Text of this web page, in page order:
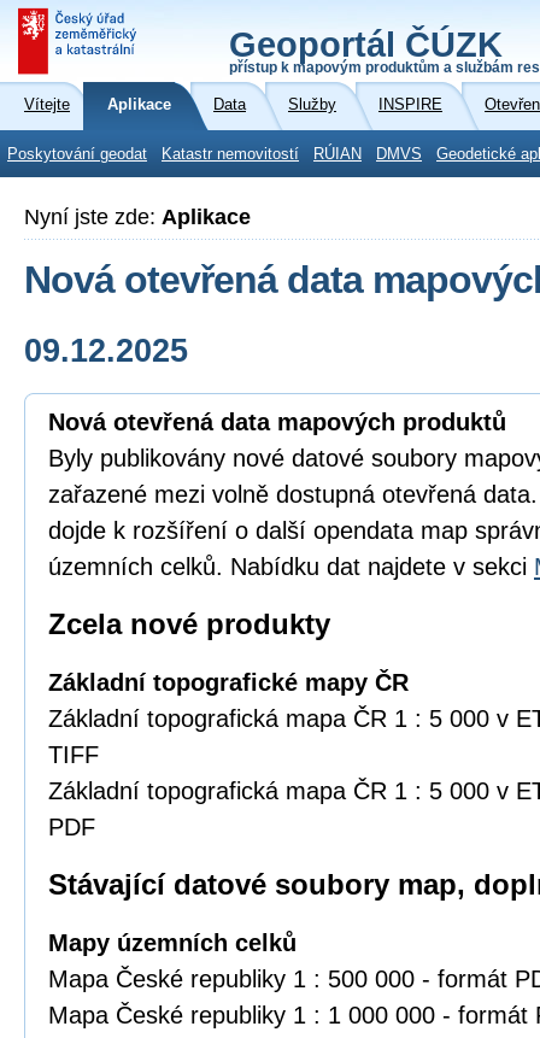
Geoportál ČÚZK
přístup k mapovým produktům a službám
Vítejte Aplikace Data Služby INSPIRE
Poskytování geodat Katastr nemovitostí RÚIAN DMVS Geodetické
Nyní jste zde: Aplikace
Nová otevřená data
09.12.2025
Nová otevřená data mapových produktů
Byly publikovány nové datové soubory
zařazené mezi volně dostupná otevřená
dojde k rozšíření o další opendata map
územních celků. Nabídku dat najdete v sekci
Zcela nové produkty
Základní topografické mapy ČR
Základní topografická mapa ČR 1 : 5 000 v
TIFF
Základní topografická mapa ČR 1 : 5 000 v
PDF
Stávající datové soubory map,
Mapy územních celků
Mapa České republiky 1 : 500 000 - formát
Mapa České republiky 1 : 1 000 000 - formát